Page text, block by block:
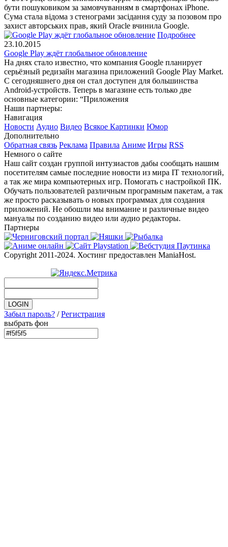
бути пошуковиком за замовчуванням в смартфонах iPhone.
Сума стала відома з стенограми засідання суду за позовом про
захист авторських прав, який Oracle вчинила Google.
Подробнее
23.10.2015
Google Play ждёт глобальное обновление
На днях стало известно, что компания Google планирует
серьёзный редизайн магазина приложений Google Play Market.
С сегодняшнего дня он стал доступен для большинства
Android-устройств. Теперь в магазине есть только две
основные категории: “Приложения
Наши партнеры:
Навигация
Новости Аудио Видео Всякое Картинки Юмор
Дополнительно
Обратная связь Реклама Правила Аниме Игры RSS
Немного о сайте
Наш сайт создан группой интузиастов дабы сообщать нашим
посетителям самые последние новости из мира IT технологий,
а так же мира компьютерных игр. Помогать с настройкой ПК.
Обучать пользователей различным програмным пакетам, а так
же просто расказывать о новых программах для создания
приложений. Не обошли мы внимание и различные видео
мануалы по созданию видео или аудио редакторы.
Партнеры
Copyright 2011-2024. Хостинг предоставлен ManiaHost.
Забыл пароль? /Регистрация
выбрать фон